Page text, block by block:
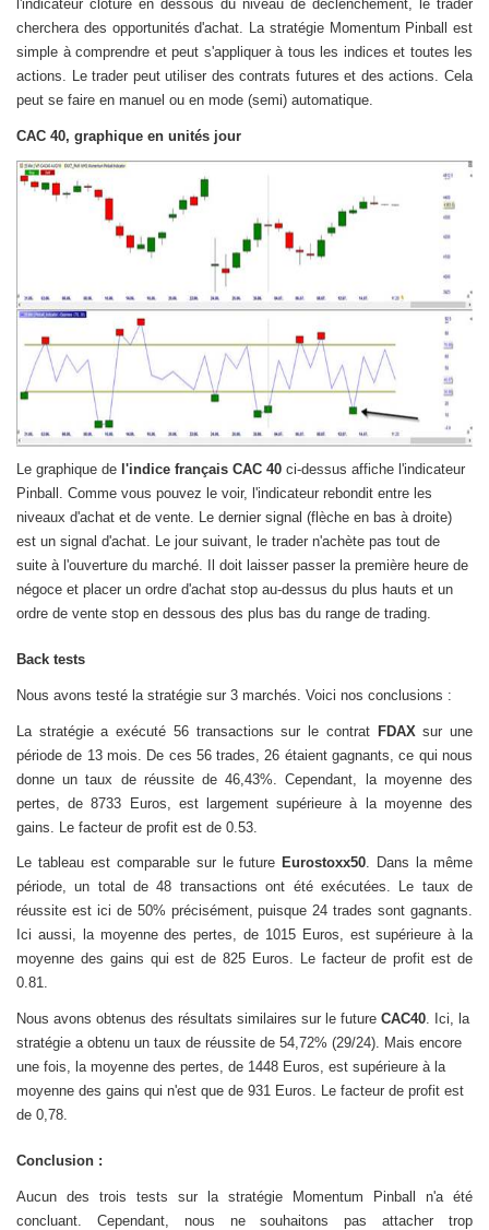
l'indicateur clôture en dessous du niveau de déclenchement, le trader
cherchera des opportunités d'achat. La stratégie Momentum Pinball est
simple à comprendre et peut s'appliquer à tous les indices et toutes les
actions. Le trader peut utiliser des contrats futures et des actions. Cela
peut se faire en manuel ou en mode (semi) automatique.
CAC 40, graphique en unités jour
Le graphique de l'indice français CAC 40 ci-dessus affiche l'indicateur
Pinball. Comme vous pouvez le voir, l'indicateur rebondit entre les
niveaux d'achat et de vente. Le dernier signal (flèche en bas à droite)
est un signal d'achat. Le jour suivant, le trader n'achète pas tout de
suite à l'ouverture du marché. Il doit laisser passer la première heure de
négoce et placer un ordre d'achat stop au-dessus du plus hauts et un
ordre de vente stop en dessous des plus bas du range de trading.
Back tests
Nous avons testé la stratégie sur 3 marchés. Voici nos conclusions :
La stratégie a exécuté 56 transactions sur le contrat FDAX sur une
période de 13 mois. De ces 56 trades, 26 étaient gagnants, ce qui nous
donne un taux de réussite de 46,43%. Cependant, la moyenne des
pertes, de 8733 Euros, est largement supérieure à la moyenne des
gains. Le facteur de profit est de 0.53.
Le tableau est comparable sur le future Eurostoxx50. Dans la même
période, un total de 48 transactions ont été exécutées. Le taux de
réussite est ici de 50% précisément, puisque 24 trades sont gagnants.
Ici aussi, la moyenne des pertes, de 1015 Euros, est supérieure à la
moyenne des gains qui est de 825 Euros. Le facteur de profit est de
0.81.
Nous avons obtenus des résultats similaires sur le future CAC40 . Ici, la
stratégie a obtenu un taux de réussite de 54,72% (29/24). Mais encore
une fois, la moyenne des pertes, de 1448 Euros, est supérieure à la
moyenne des gains qui n'est que de 931 Euros. Le facteur de profit est
de 0,78.
Conclusion :
Aucun des trois tests sur la stratégie Momentum Pinball n'a été
concluant. Cependant, nous ne souhaitons pas attacher trop